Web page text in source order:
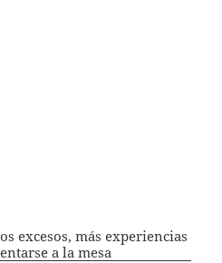
excesos, más experiencias
a la mesa